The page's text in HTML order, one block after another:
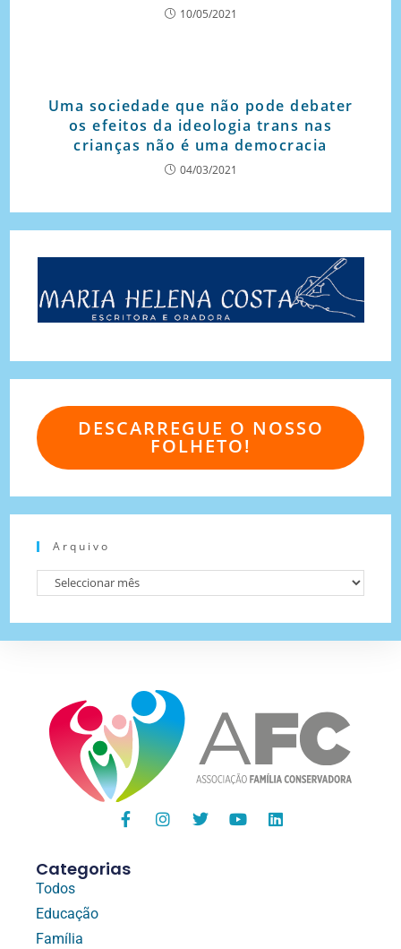
10/05/2021
Uma sociedade que não pode debater
os efeitos da ideologia trans nas
crianças não é uma democracia
04/03/2021
DESCARREGUE O NOSSO
FOLHETO!
Arquivo
Categorias
Todos
Educação
Família